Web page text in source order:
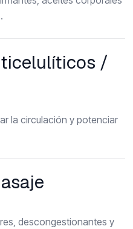
/
la circulación y potenciar
descongestionantes y